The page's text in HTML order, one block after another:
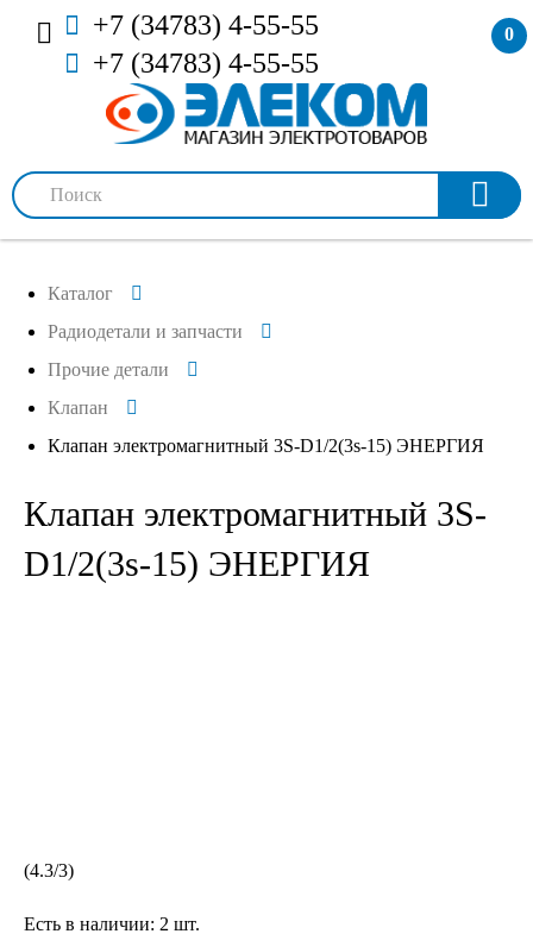
+7 (34783) 4-55-55
+7 (34783) 4-55-55
0
Каталог
Радиодетали и запчасти
Прочие детали
Клапан
Клапан электромагнитный 3S-D1/2(3s-15) ЭНЕРГИЯ
Клапан электромагнитный 3S-
D1/2(3s-15) ЭНЕРГИЯ
(4.3/3)
Есть в наличии: 2 шт.